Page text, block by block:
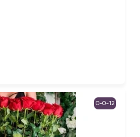
0-0-12